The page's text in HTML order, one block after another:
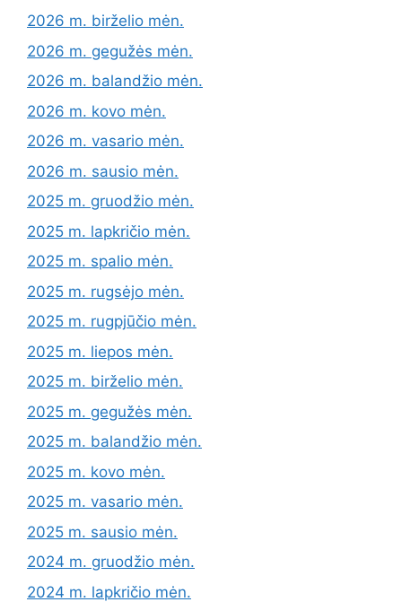
2026 m. birželio mėn.
2026 m. gegužės mėn.
2026 m. balandžio mėn.
2026 m. kovo mėn.
2026 m. vasario mėn.
2026 m. sausio mėn.
2025 m. gruodžio mėn.
2025 m. lapkričio mėn.
2025 m. spalio mėn.
2025 m. rugsėjo mėn.
2025 m. rugpjūčio mėn.
2025 m. liepos mėn.
2025 m. birželio mėn.
2025 m. gegužės mėn.
2025 m. balandžio mėn.
2025 m. kovo mėn.
2025 m. vasario mėn.
2025 m. sausio mėn.
2024 m. gruodžio mėn.
2024 m. lapkričio mėn.